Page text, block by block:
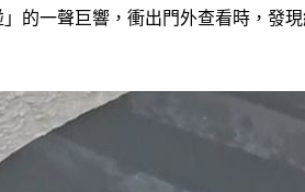
的一聲巨響，衝出門外查看時，